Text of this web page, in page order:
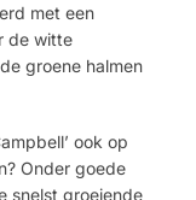
met een
de witte
groene halmen
ook op
Onder goede
snelst groeiende